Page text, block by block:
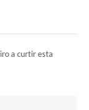
a curtir esta